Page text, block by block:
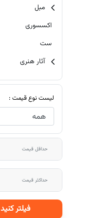
مبل
اکسسوری
ست
آثار هنری
لیست نوع قیمت :
فیلتر کنید